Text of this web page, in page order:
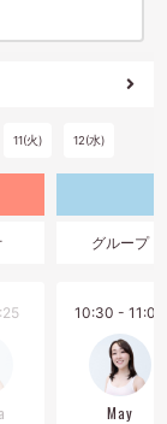
都合上消化扱
いただけます。
てレッスン開始
階の女性専用ロ
ます。また、チ
11(火) 12(水)
グループ
10:30 - 11:00
May